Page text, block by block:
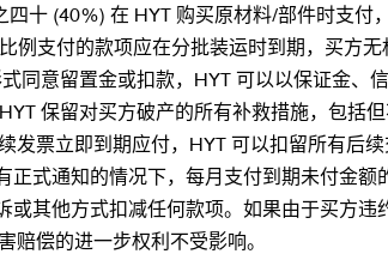
十 (40%) 在 HYT 购买原材料/部件时支
支付的款项应在分批装运时到期，买方无
同意留置金或扣款，HYT 可以以保证金、
保留对买方破产的所有补救措施，包
发票立即到期应付，HYT 可以扣留所有后
式通知的情况下，每月支付到期未付金
其他方式扣减任何款项。如果由于买方
赔偿的进一步权利不受影响。